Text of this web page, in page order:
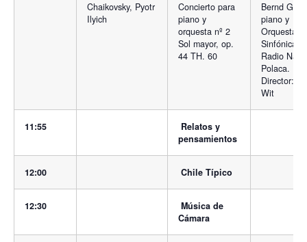
Chaikovsky, Pyotr
Ilyich
Concierto para
piano y
orquesta nº 2
Sol mayor, op.
44 TH. 60
Bernd
piano y
Orquesta
Sinfónica
Radio
Polaca.
Director:
Wit
11:55
Relatos y
pensamientos
12:00 Chile Típico
12:30
Música de
Cámara